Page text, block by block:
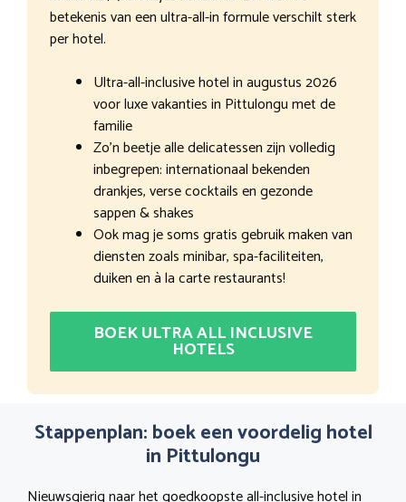
betekenis van een ultra-all-in formule verschilt sterk
per hotel.
Ultra-all-inclusive hotel in augustus 2026
voor luxe vakanties in Pittulongu met de
familie
Zo’n beetje alle delicatessen zijn volledig
inbegrepen: internationaal bekenden
drankjes, verse cocktails en gezonde
sappen & shakes
Ook mag je soms gratis gebruik maken van
diensten zoals minibar, spa-faciliteiten,
duiken en à la carte restaurants!
BOEK ULTRA ALL INCLUSIVE
HOTELS
Stappenplan: boek een voordelig hotel
in Pittulongu